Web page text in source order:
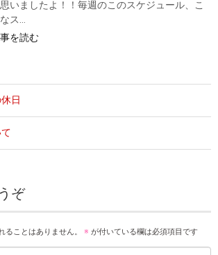
いましたよ！！毎週のこのスケジュール、こ
ス...
を読む
日
ぞ
ることはありません。 ※ が付いている欄は必須項目です